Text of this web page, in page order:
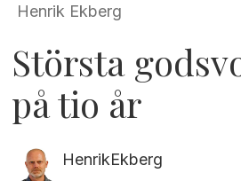
Henrik Ekberg
Största
på tio år
HenrikEkberg